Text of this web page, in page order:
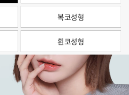
복코성형
휜코성형